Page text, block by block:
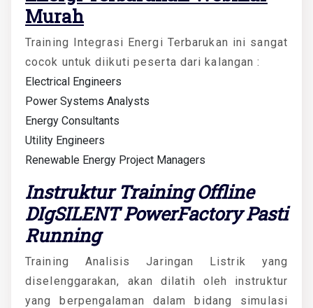
Murah
Training Integrasi Energi Terbarukan ini sangat
cocok untuk diikuti peserta dari kalangan :
Electrical Engineers
Power Systems Analysts
Energy Consultants
Utility Engineers
Renewable Energy Project Managers
Instruktur Training Offline
DIgSILENT PowerFactory Pasti
Running
Training Analisis Jaringan Listrik yang
diselenggarakan, akan dilatih oleh instruktur
yang berpengalaman dalam bidang simulasi